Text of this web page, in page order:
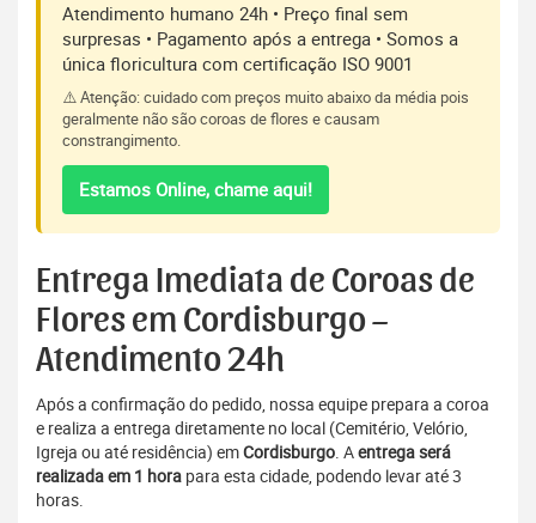
Atendimento humano 24h • Preço final sem
surpresas • Pagamento após a entrega • Somos a
única floricultura com certificação ISO 9001
⚠️ Atenção: cuidado com preços muito abaixo da média pois
geralmente não são coroas de flores e causam
constrangimento.
Estamos Online, chame aqui!
Entrega Imediata de Coroas de
Flores em Cordisburgo –
Atendimento 24h
Após a confirmação do pedido, nossa equipe prepara a coroa
e realiza a entrega diretamente no local (Cemitério, Velório,
Igreja ou até residência) emCordisburgo. Aentrega será
realizada em 1 hora para esta cidade, podendo levar até 3
horas.